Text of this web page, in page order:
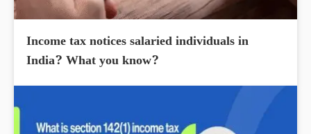
Income tax notices salaried individuals in
India? What you know?